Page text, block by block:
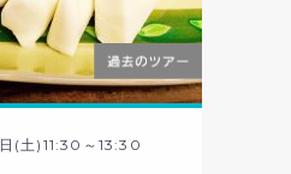
(土)11:30～13:30